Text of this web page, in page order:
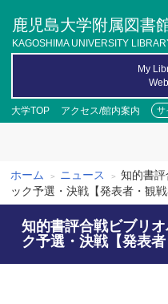
ツ
鹿児島大学附属図書
KAGOSHIMA UNIVERSITY
大学TOP アクセス/館内案内 サ
My
パ
ン
く
ず
ホーム ニュース
知的書
ック予選・決戦【発表者・観戦
知的書評合戦ビブリ
ク予選・決戦【発表者